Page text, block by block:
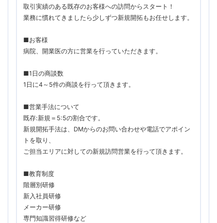
取引実績のある既存のお客様への訪問からスタート！
業務に慣れてきましたら少しずつ新規開拓もお任せします。
■お客様
病院、開業医の方に営業を行っていただきます。
■1日の商談数
1日に4～5件の商談を行って頂きます。
■営業手法について
既存:新規＝5:5の割合です。
新規開拓手法は、DMからのお問い合わせや電話でアポイン
トを取り、
ご担当エリアに対しての新規訪問営業を行って頂きます。
■教育制度
階層別研修
新入社員研修
メーカー研修
専門知識習得研修など